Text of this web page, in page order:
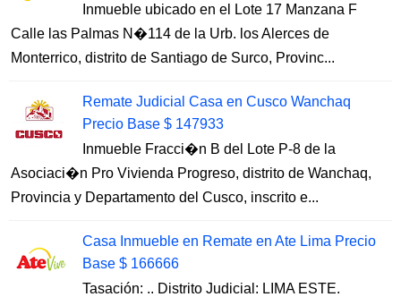
Inmueble ubicado en el Lote 17 Manzana F
Calle las Palmas N�114 de la Urb. los Alerces de
Monterrico, distrito de Santiago de Surco, Provinc...
Remate Judicial Casa en Cusco Wanchaq
Precio Base $ 147933
Inmueble Fracci�n B del Lote P-8 de la
Asociaci�n Pro Vivienda Progreso, distrito de Wanchaq,
Provincia y Departamento del Cusco, inscrito e...
Casa Inmueble en Remate en Ate Lima Precio
Base $ 166666
Tasación: .. Distrito Judicial: LIMA ESTE.